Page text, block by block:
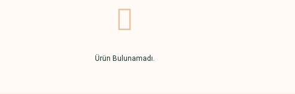
Ürün Bulunamadı.